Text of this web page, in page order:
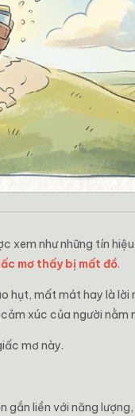
xem như những tín
mơ thấy bị mất đồ.
hụt, mất mát hay là
xúc của người nằm
mơ này.
liền với năng